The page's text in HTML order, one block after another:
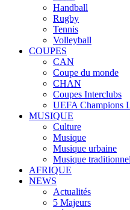
Handball
Rugby
Tennis
Volleyball
COUPES
CAN
Coupe du monde
CHAN
Coupes Interclubs
UEFA Champions
MUSIQUE
Culture
Musique
Musique urbaine
Musique
AFRIQUE
NEWS
Actualités
5 Majeurs